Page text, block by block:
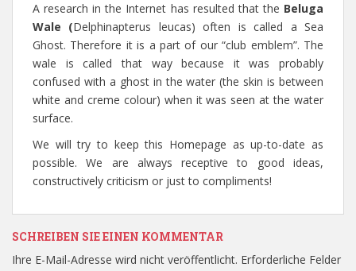
A research in the Internet has resulted that the Beluga
Wale (Delphinapterus leucas) often is called a Sea
Ghost. Therefore it is a part of our “club emblem”. The
wale is called that way because it was probably
confused with a ghost in the water (the skin is between
white and creme colour) when it was seen at the water
surface.
We will try to keep this Homepage as up-to-date as
possible. We are always receptive to good ideas,
constructively criticism or just to compliments!
SCHREIBEN SIE EINEN KOMMENTAR
Ihre E-Mail-Adresse wird nicht veröffentlicht. Erforderliche Felder